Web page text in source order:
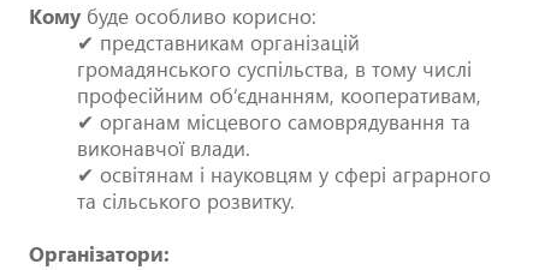
Комубуде особливо корисно:
✔ представникам організацій
громадянського суспільства, в тому числі
професійним об’єднанням, кооперативам,
✔ органам місцевого самоврядування та
виконавчої влади.
✔ освітянам і науковцям у сфері аграрного
та сільського розвитку.
Організатори: